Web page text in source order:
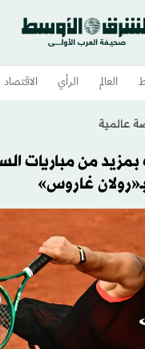
العالم الرأي الاقتصاد
عالمية
بمزيد من مباريات
غاروس»